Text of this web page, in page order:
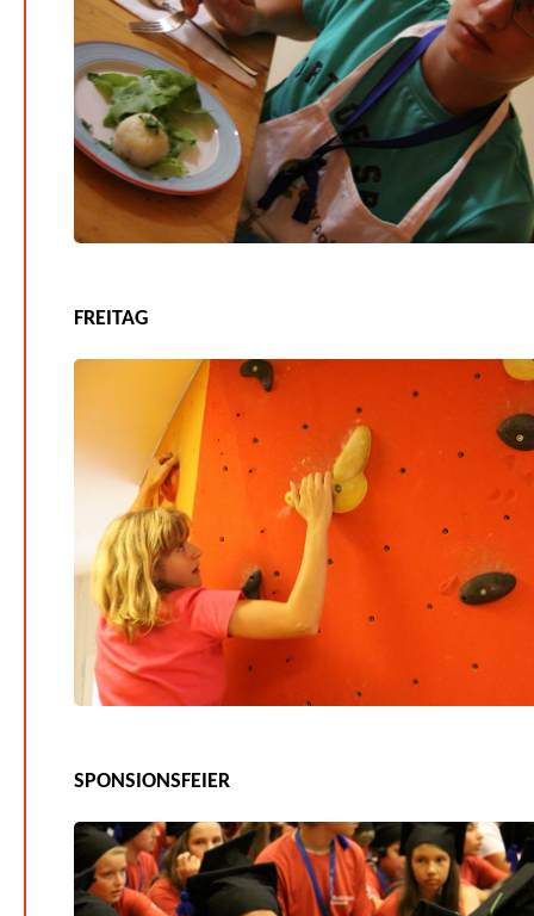
FREITAG
SPONSIONSFEIER